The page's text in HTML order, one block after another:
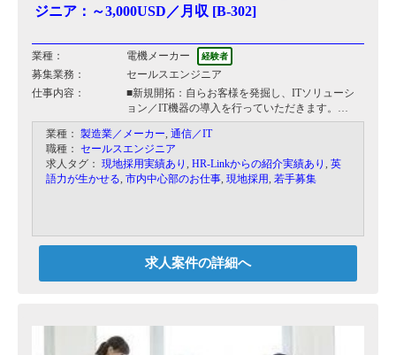
ジニア：～3,000USD／月収 [B-302]
業種： 電機メーカー 経験者
募集業務：
セールスエンジニア
仕事内容：
■新規開拓：自らお客様を発掘し、ITソリューシ
ョン／IT機器の導入を行っていただきます。
■マネジメント：商談の発掘・提案・契約およ
び、受注後のシステム導入・工事のプロジェクト
マネジメントがメインの仕事です。
■ターゲット＆商材：ベトナム進出日系企業（進
わたります）の提案・営業・新規開拓を行ってい
ただきます。
業種： 製造業／メーカー, 通信／IT
職種： セールスエンジニア
求人タグ： 現地採用実績あり , HR-Linkからの紹介実績あり , 英
語力が生かせる, 市内中心部のお仕事, 現地採用, 若手募集
求人案件の詳細へ